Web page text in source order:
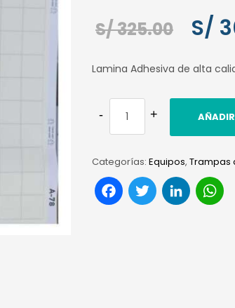
S/325.00
El
era:
S/
S/
Lamina Adhesiva de alta
Categorías: Equipos, Trampas
Facebook
Twitter